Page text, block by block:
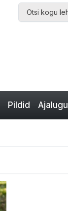
Pildid Ajalugu